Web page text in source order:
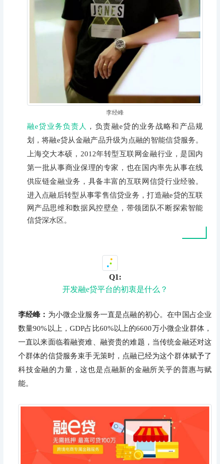
李经峰
融e贷业务负责人 ，负责融e贷的业务战略和产品规
划，将融e贷从金融产品升级为点融的智能信贷服务。
上海交大本硕，2012年转型互联网金融行业，是国内
第一批从事商业保理的专家，也在国内率先从事在线
供应链金融业务，具备丰富的互联网信贷行业经验。
进入点融后转型从事零售信贷业务，打造融e贷的互联
网产品思维和数据风控壁垒，带领团队不断探索智能
信贷深水区。
Q1:
开发融e贷平台的初衷是什么？
李经峰： 为小微企业服务一直是点融的初心。在中国占企业
数量90%以上，GDP占比60%以上的6600万小微企业群体，
一直以来面临着融资难、融资贵的难题，当传统金融还对这
个群体的信贷服务束手无策时，点融已经为这个群体赋予了
科技金融的力量，这也是点融新的金融所关乎的普惠与赋
能。